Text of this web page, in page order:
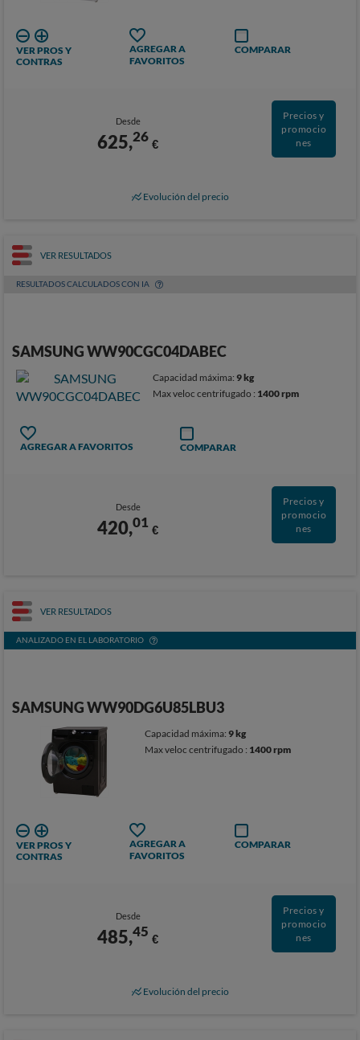
VER PROS Y
CONTRAS
AGREGAR A
FAVORITOS
COMPARAR
Desde
625,26 €
Precios y
promocio
nes
Evolución del precio
VER RESULTADOS
RESULTADOS CALCULADOS CON IA
SAMSUNG WW90CGC04DABEC
Capacidad máxima: 9 kg
Max veloc centrifugado : 1400 rpm
AGREGAR A FAVORITOS COMPARAR
Desde
420,01 €
Precios y
promocio
nes
VER RESULTADOS
ANALIZADO EN EL LABORATORIO
SAMSUNG WW90DG6U85LBU3
Capacidad máxima:9 kg
Max veloc centrifugado : 1400 rpm
VER PROS Y
CONTRAS
AGREGAR A
FAVORITOS
COMPARAR
Desde
485,45 €
Precios y
promocio
nes
Evolución del precio